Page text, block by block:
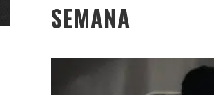
SEMANA